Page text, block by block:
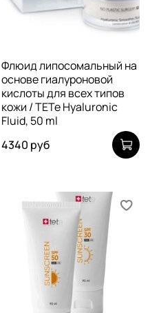
Флюид липосомальный на
основе гиалуроновой
кислоты для всех типов
кожи / TETe Hyaluronic
Fluid, 50 ml
4340 руб